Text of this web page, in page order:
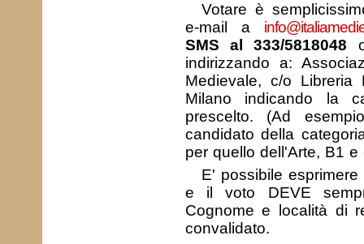
Votare è
e-mail a
SMS al 333/5818048
indirizzando a:
Medievale, c/o Libreria
Milano indicando la
prescelto. (Ad
candidato della
per quello dell'Arte, B1 e
E' possibile
e il voto DEVE
Cognome e località di
convalidato.